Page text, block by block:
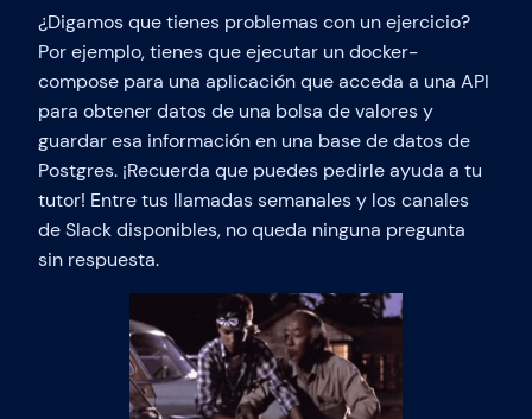
¿Digamos que tienes problemas con un ejercicio?
Por ejemplo, tienes que ejecutar un docker-
compose para una aplicación que acceda a una API
para obtener datos de una bolsa de valores y
guardar esa información en una base de datos de
Postgres. ¡Recuerda que puedes pedirle ayuda a tu
tutor! Entre tus llamadas semanales y los canales
de Slack disponibles, no queda ninguna pregunta
sin respuesta.